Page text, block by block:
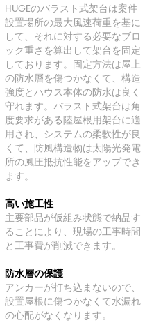
HUGEのバラスト式架台は案件
設置場所の最大風速荷重を基に
して、それに対する必要なブロ
ック重さを算出して架台を固定
しております。固定方法は屋上
の防水層を傷つかなくて、構造
強度とハウス本体の防水は良く
守れます。バラスト式架台は角
度要求がある陸屋根用架台に適
用され、システムの柔軟性が良
くて、防風構造物は太陽光発電
所の風圧抵抗性能をアップでき
ます。
高い施工性
主要部品が仮組み状態で納品す
ることにより、現場の工事時間
と工事費が削減できます。
防水層の保護
アンカーが打ち込まないので、
設置屋根に傷つかなくて水漏れ
の心配がなくなります。